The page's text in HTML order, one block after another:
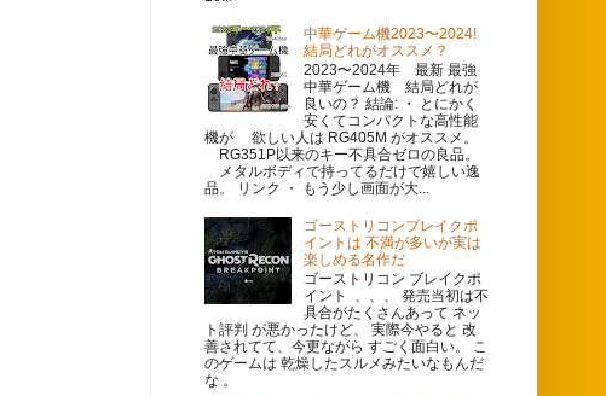
中華ゲーム機2023〜2024!
結局どれがオススメ？
2023〜2024年 最新 最強
中華ゲーム機 結局どれが
良いの？ 結論: ・ とにかく
安くてコンパクトな高性能
機が 欲しい人は RG405M がオススメ。
RG351P以来のキー不具合ゼロの良品。
メタルボディで持ってるだけで嬉しい逸
品。 リンク ・ もう少し画面が大...
ゴーストリコンブレイクポ
イントは 不満が多いが実は
楽しめる名作だ
ゴーストリコン ブレイクポ
イント 、、、 発売当初は不
具合がたくさんあって ネッ
ト評判 が悪かったけど、 実際今やると 改
善されてて、今更ながら すごく面白い。 こ
のゲームは 乾燥したスルメみたいなもんだ
な 。